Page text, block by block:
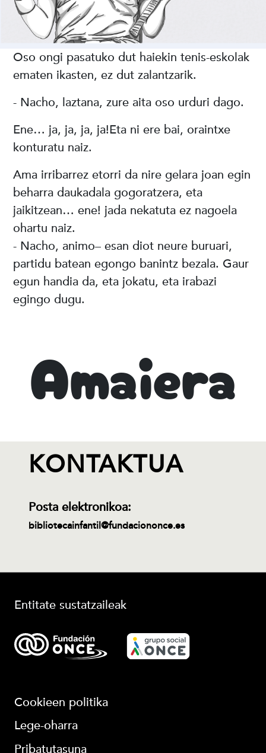
Oso ongi pasatuko dut haiekin tenis-eskolak
ematen ikasten, ez dut zalantzarik.
- Nacho, laztana, zure aita oso urduri dago.
Ene… ja, ja, ja, ja!Eta ni ere bai, oraintxe
konturatu naiz.
Ama irribarrez etorri da nire gelara joan egin
beharra daukadala gogoratzera, eta
jaikitzean… ene! jada nekatuta ez nagoela
ohartu naiz.
- Nacho, animo– esan diot neure buruari,
partidu batean egongo banintz bezala. Gaur
egun handia da, eta jokatu, eta irabazi
egingo dugu.
Amaiera
KONTAKTUA
Posta elektronikoa:
bibliotecainfantil@fundaciononce.es
Entitate sustatzaileak
Cookieen politika
Lege-oharra(leiho berri batean irekiko da)
Pribatutasuna